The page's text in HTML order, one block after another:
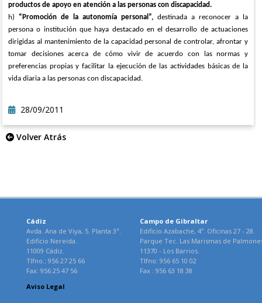
productos de apoyo en atención a las personas con discapacidad.
h) “Promoción de la autonomía personal”, destinada a reconocer a la
persona o institución que haya destacado en el desarrollo de actuaciones
dirigidas al mantenimiento de la capacidad personal de controlar, afrontar y
tomar decisiones acerca de cómo vivir de acuerdo con las normas y
preferencias propias y facilitar la ejecución de las actividades básicas de la
vida diaria a las personas con discapacidad.
28/09/2011
Volver Atrás
Cádiz
Avda. Ana de Viya, 5. Planta 3ª.
Edificio Nereida.
11009 Cádiz.
Tlfno.: 956 27 25 66
Fax: 956 25 47 56
Campo de Gibraltar
Edificio Azabache, 4º. Oficinas 27 - 28.
Parque Tec. Las Marismas de
11370 - Los Barrios.
Tlfno: 956 65 10 02
Fax : 956 63 18 38
Aviso Legal